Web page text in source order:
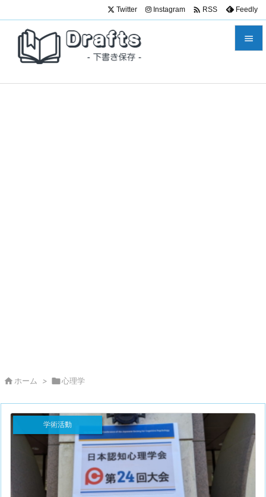

Twitter Instagram  RSS Feedly
 ホーム > 心理学
学術活動